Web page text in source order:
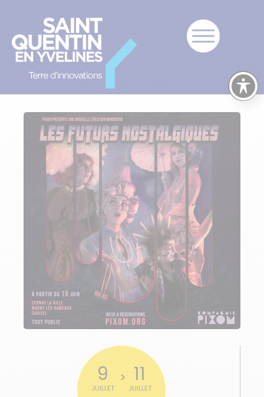
9
JUILLET
11
JUILLET